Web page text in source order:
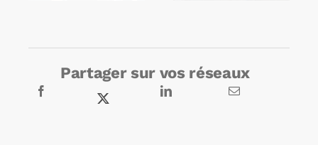
Partager sur vos réseaux